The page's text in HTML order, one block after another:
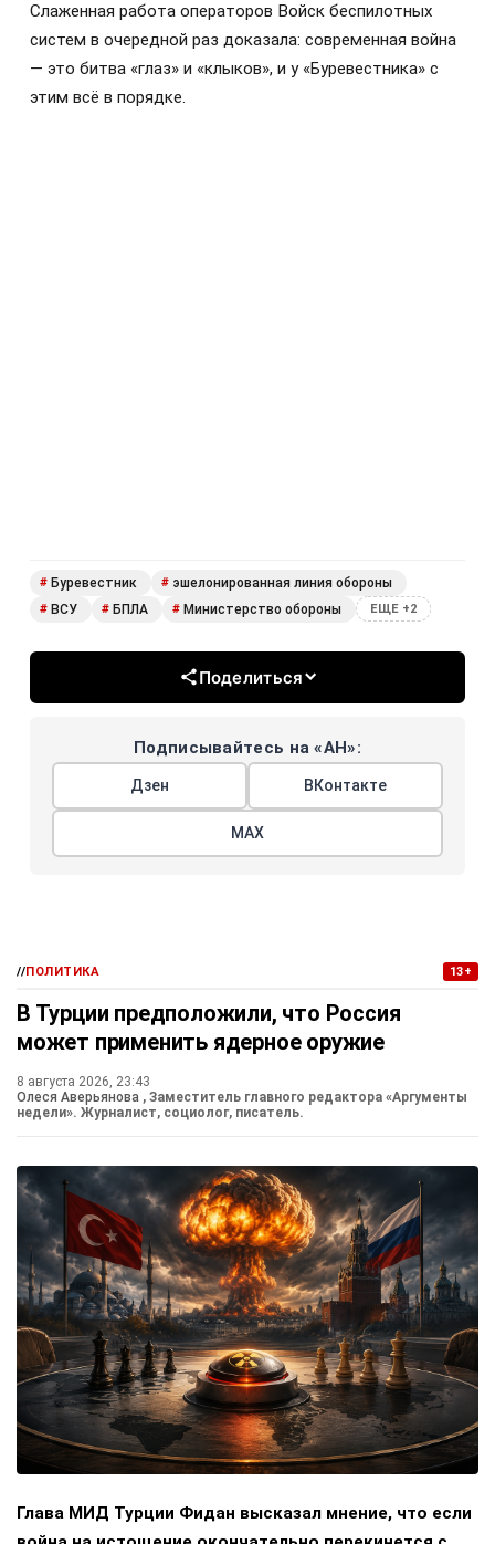
Слаженная работа операторов Войск беспилотных
систем в очередной раз доказала: современная война
— это битва «глаз» и «клыков», и у «Буревестника» с
этим всё в порядке.
# Буревестник # эшелонированная линия обороны
# ВСУ # БПЛА # Министерство обороны ЕЩЕ +2
Поделиться
Подписывайтесь на «АН»:
Дзен ВКонтакте
МАХ
//ПОЛИТИКА 13+
В Турции предположили, что Россия
может применить ядерное оружие
8 августа 2026, 23:43
Олеся Аверьянова , Заместитель главного редактора «Аргументы
недели». Журналист, социолог, писатель.
Глава МИД Турции Фидан высказал мнение, что если